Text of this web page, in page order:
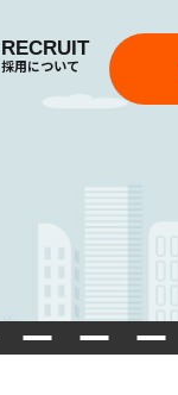
RECRUIT
採用について